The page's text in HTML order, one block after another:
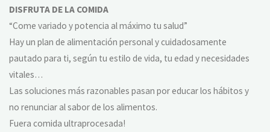
DISFRUTA DE LA COMIDA
“Come variado y potencia al máximo tu salud”
Hay un plan de alimentación personal y cuidadosamente
pautado para ti, según tu estilo de vida, tu edad y necesidades
vitales…
Las soluciones más razonables pasan por educar los hábitos y
no renunciar al sabor de los alimentos.
Fuera comida ultraprocesada!